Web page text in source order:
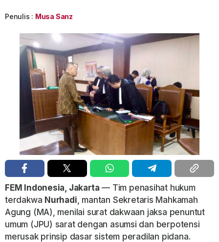
Penulis : Musa Sanz
FEM Indonesia, Jakarta — Tim penasihat hukum
terdakwa Nurhadi , mantan Sekretaris Mahkamah
Agung (MA), menilai surat dakwaan jaksa penuntut
umum (JPU) sarat dengan asumsi dan berpotensi
merusak prinsip dasar sistem peradilan pidana.